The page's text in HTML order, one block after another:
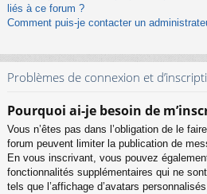
liés à ce forum ?
Comment puis-je contacter un
Problèmes de connexion et
Pourquoi ai-je besoin de
Vous n’êtes pas dans l’obligation de le
forum peuvent limiter la publication de
En vous inscrivant, vous pouvez
fonctionnalités supplémentaires qui ne
tels que l’affichage d’avatars